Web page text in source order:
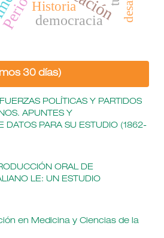
democracia
Historia
30 días)
POLÍTICAS Y PARTIDOS
APUNTES Y
DATOS PARA SU ESTUDIO (1862-
ORAL DE
LE: UN ESTUDIO
en Medicina y Ciencias de la